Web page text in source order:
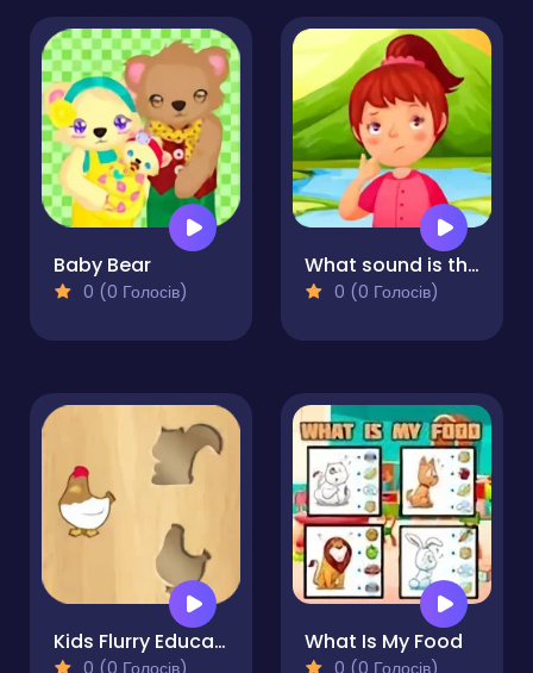
Baby Bear
0 (0 Голосів)
What sound is this?
0 (0 Голосів)
Kids Flurry Educational Puzzle Game What Is My Food